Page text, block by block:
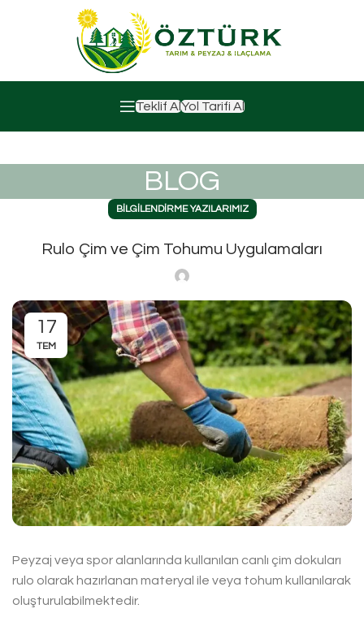
Teklif AlYol Tarifi Al
BLOG
BILGILENDIRME YAZILARIMIZ
Rulo Çim ve Çim Tohumu Uygulamaları
17
TEM
Peyzaj veya spor alanlarında kullanılan canlı çim dokuları
rulo olarak hazırlanan materyal ile veya tohum kullanılarak
oluşturulabilmektedir.